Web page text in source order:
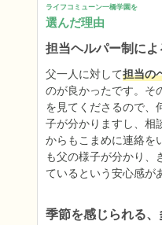
ライフコミューン一橋学園を
選んだ理由
担当ヘルパー制に
父一人に対して担当の
のが良かったです。そ
を見てくださるので、
子が分かりますし、相
からもこまめに連絡を
も父の様子が分かり、
ているという安心感が
季節を感じられる、